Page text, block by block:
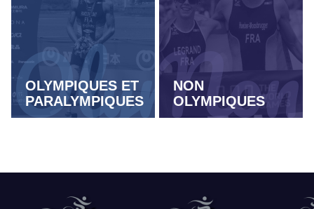
OLYMPIQUES ET
PARALYMPIQUES
NON
OLYMPIQUES